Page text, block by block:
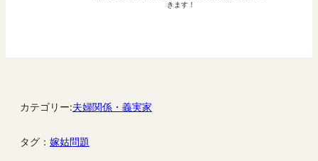
きます！
カテゴリー:夫婦関係・義実家
タグ： 嫁姑問題